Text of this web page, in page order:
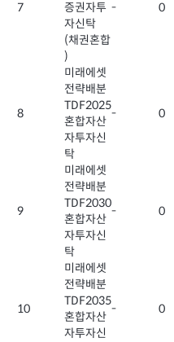
7
증권자투
자신탁
(채권혼합
)
- 0
8
미래에셋
전략배분
TDF2025
혼합자산
자투자신
탁
- 0
9
미래에셋
전략배분
TDF2030
혼합자산
자투자신
탁
- 0
10
미래에셋
전략배분
TDF2035
혼합자산
자투자신
- 0